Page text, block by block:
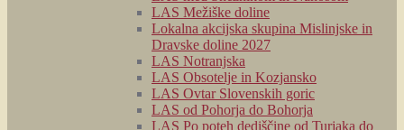
LAS Mežiške doline
Lokalna akcijska skupina Mislinjske in
Dravske doline 2027
LAS Notranjska
LAS Obsotelje in Kozjansko
LAS Ovtar Slovenskih goric
LAS od Pohorja do Bohorja
LAS Po poteh dediščine od Turjaka do